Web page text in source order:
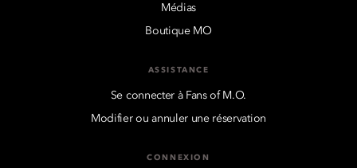
Médias
Boutique MO
ASSISTANCE
Se connecter à Fans of M.O.
Modifier ou annuler une réservation
CONNEXION